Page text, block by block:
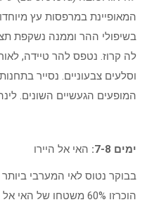
המאופיינת במרפסות עץ
בשיפולי ההר וממנה נשקפת
לה קרוז. נטפס להר טיידה,
וסלעים צבעוניים. נסייר
המופעים הגעשיים השונים.
ימים 7-8: האי אל היירו
הוכרזו 60% משטחו של